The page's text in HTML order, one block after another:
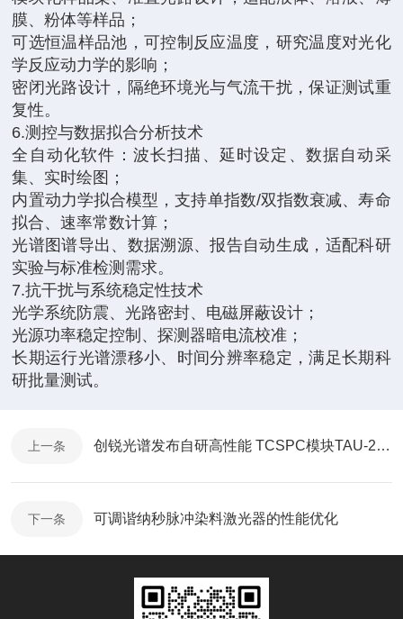
膜、粉体等样品；
可选恒温样品池，可控制反应温度，研究温度对光化
学反应动力学的影响；
密闭光路设计，隔绝环境光与气流干扰，保证测试重
复性。
6.测控与数据拟合分析技术
全自动化软件：波长扫描、延时设定、数据自动采
集、实时绘图；
内置动力学拟合模型，支持单指数/双指数衰减、寿命
拟合、速率常数计算；
光谱图谱导出、数据溯源、报告自动生成，适配科研
实验与标准检测需求。
7.抗干扰与系统稳定性技术
光学系统防震、光路密封、电磁屏蔽设计；
光源功率稳定控制、探测器暗电流校准；
长期运行光谱漂移小、时间分辨率稳定，满足长期科
研批量测试。
上一条 创锐光谱发布自研高性能 TCSPC模块TAU-200与一体化荧光成像解决方案
下一条 可调谐纳秒脉冲染料激光器的性能优化